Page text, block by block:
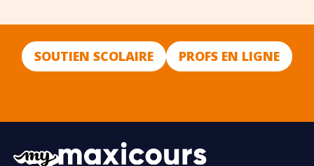
SOUTIEN SCOLAIRE PROFS EN LIGNE